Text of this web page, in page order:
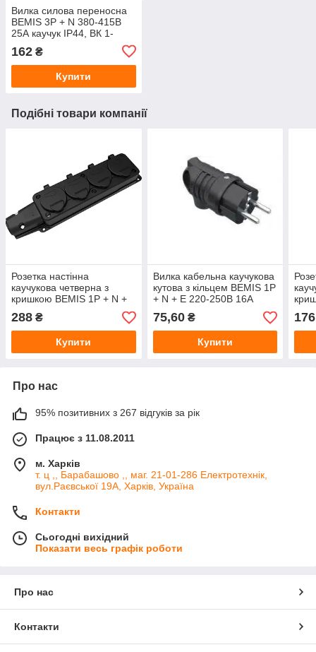
Вилка силова переносна
BEMIS 3P + N 380-415В
25А каучук IP44, ВК 1-
162 ₴
Купити
Подібні товари компанії
Розетка настінна
каучукова четверна з
кришкою BEMIS 1P + N +
E 220-250В 16А IP54, ВК1-
1402-3614
288 ₴
Купити
Вилка кабельна каучукова
кутова з кільцем BEMIS 1P
+ N + E 220-250В 16А
IP44, BK1-1402-2021
75,60₴
Купити
E
Про нас
95% позитивних з 267 відгуків за рік
Працює з 11.08.2011
м. Харків
т. ц ,, Барабашово ,, маг. 21-01-286 Електротехнік,
вул.Раєвської 19А, Харків, Україна
Контакти
Сьогодні вихідний
Показати весь графік роботи
Про нас
Контакти